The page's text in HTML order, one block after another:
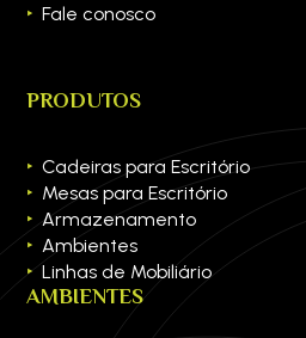
Fale conosco
PRODUTOS
Cadeiras para Escritório
Mesas para Escritório
Armazenamento
Ambientes
Linhas de Mobiliário
AMBIENTES